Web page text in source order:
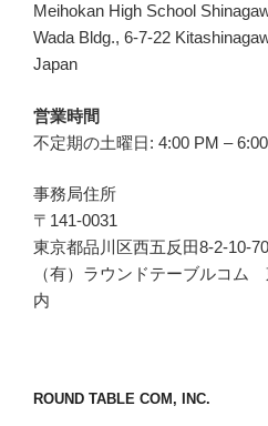
Meihokan High School
Wada Bldg., 6-7-22
Japan
営業時間
不定期の土曜日: 4:00 PM –
事務局住所
〒141-0031
東京都品川区西五反田8-2-10-
（有）ラウンドテーブルコム
内
ROUND TABLE COM, INC.